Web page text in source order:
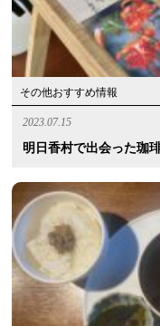
その他おすすめ情報
2023.07.15
明日香村で出会った珈